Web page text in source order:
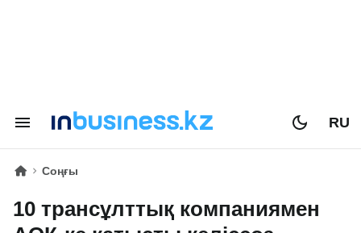
RU
Соңғы
10 трансұлттық компаниямен